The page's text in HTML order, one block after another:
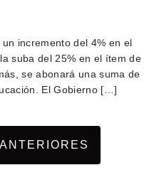
incremento del 4% en el
suba del 25% en el ítem de
se abonará una suma de
El Gobierno […]